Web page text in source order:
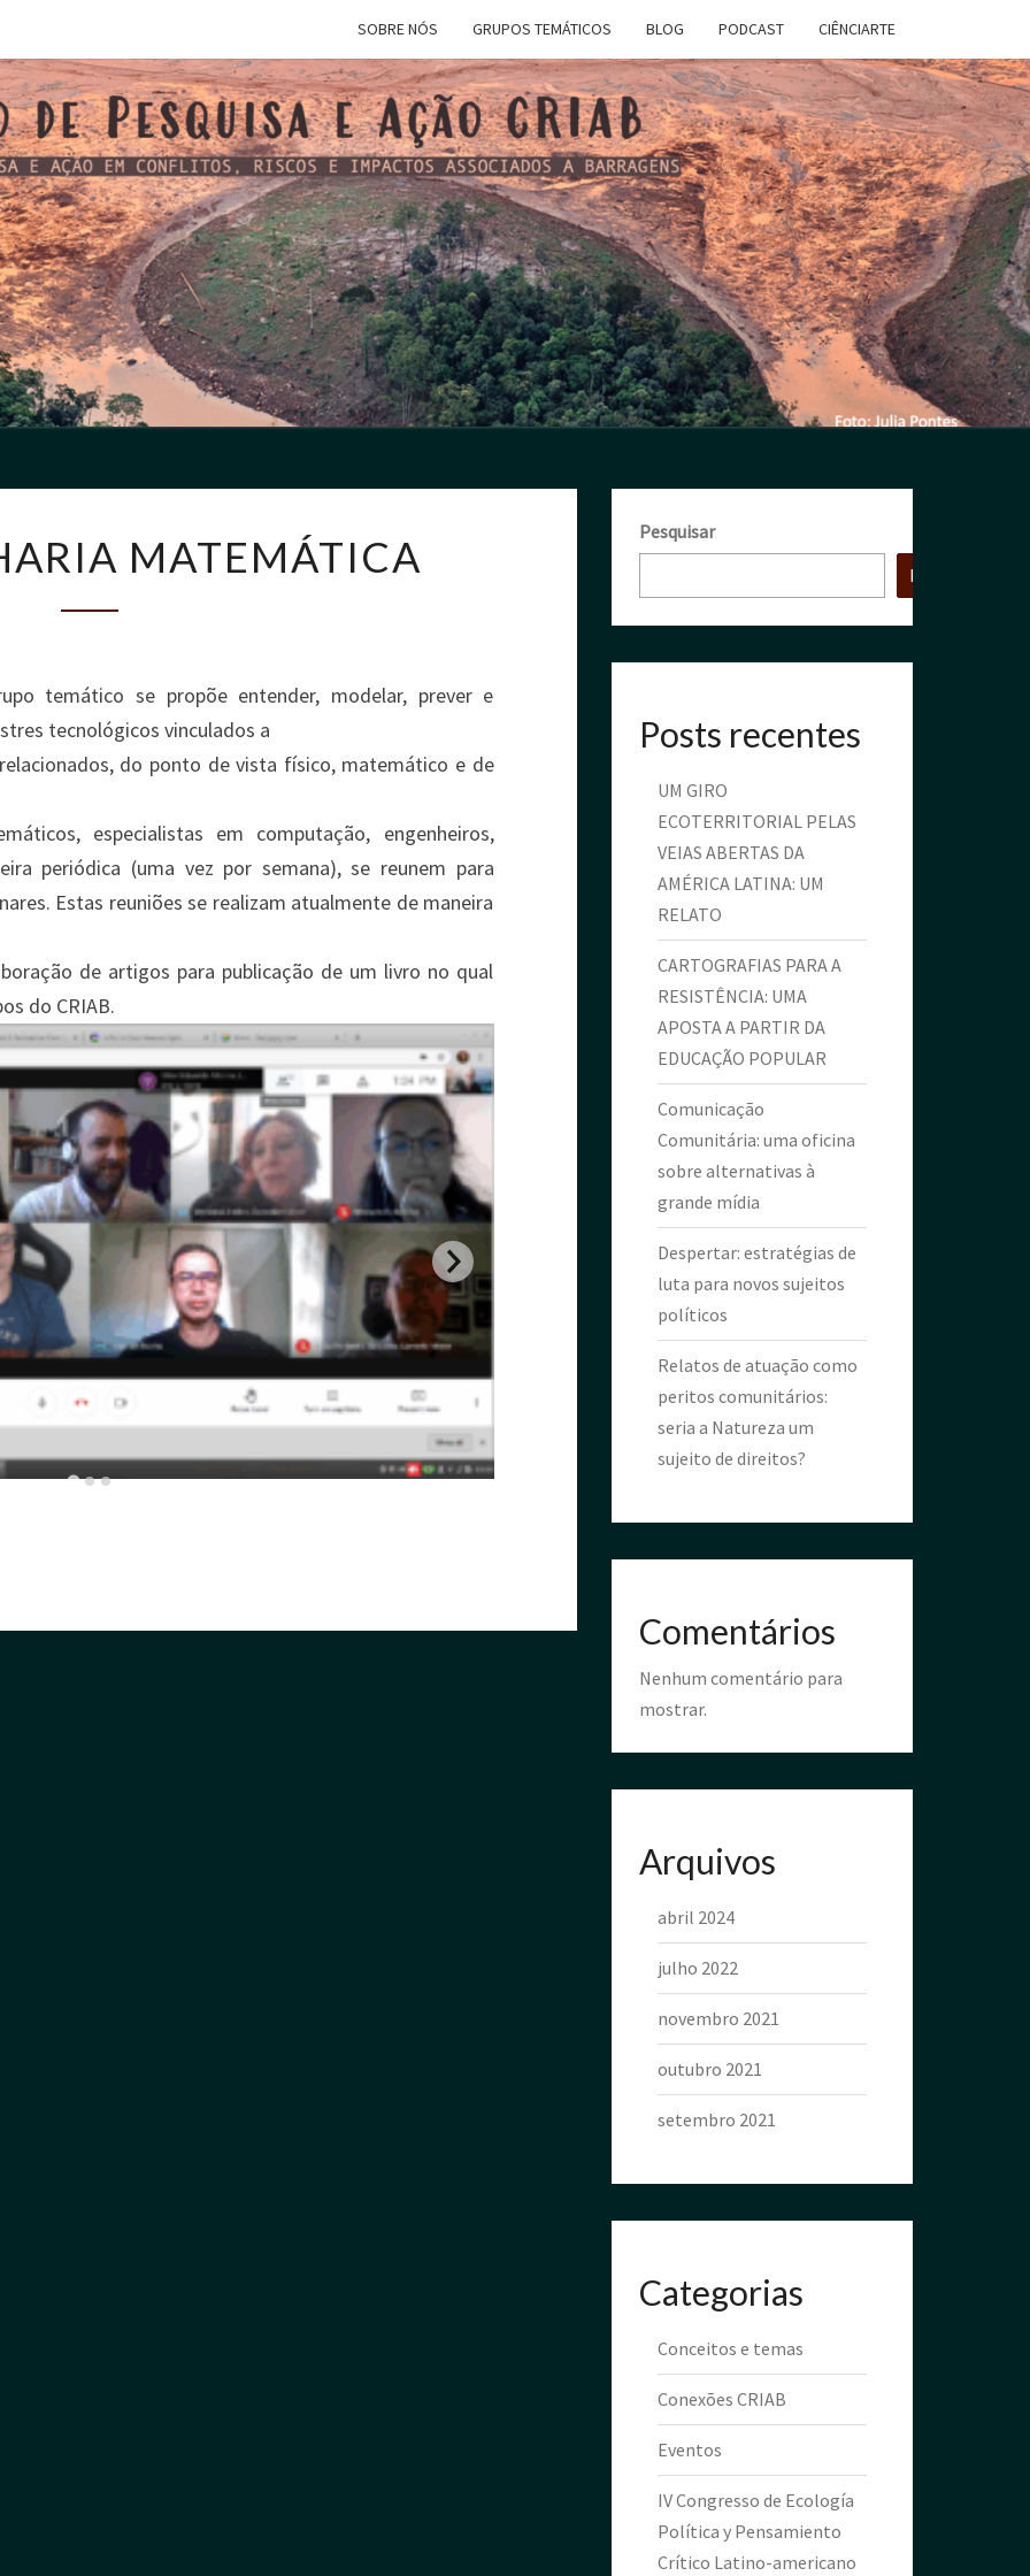
SOBRE NÓS GRUPOS TEMÁTICOS BLOG PODCAST CIÊNCIARTE
CRIAB
MATEMÁTICA
temático se propõe entender, modelar, prever e
tecnológicos vinculados a
do ponto de vista físico, matemático e de
especialistas em computação, engenheiros,
periódica (uma vez por semana), se reunem para
Estas reuniões se realizam atualmente de maneira
de artigos para publicação de um livro no qual
do CRIAB.
Pesquisar
Pesquisar
Posts recentes
UM GIRO
ECOTERRITORIAL PELAS
VEIAS ABERTAS DA
AMÉRICA LATINA: UM
RELATO
CARTOGRAFIAS PARA A
RESISTÊNCIA: UMA
APOSTA A PARTIR DA
EDUCAÇÃO POPULAR
Comunicação
Comunitária: uma oficina
sobre alternativas à
grande mídia
Despertar: estratégias de
luta para novos sujeitos
políticos
Relatos de atuação como
peritos comunitários:
seria a Natureza um
sujeito de direitos?
Comentários
Nenhum comentário para
mostrar.
Arquivos
abril 2024
julho 2022
novembro 2021
outubro 2021
setembro 2021
Categorias
Conceitos e temas
Conexões CRIAB
Eventos
IV Congresso de Ecología
Política y Pensamiento
Crítico Latino-americano